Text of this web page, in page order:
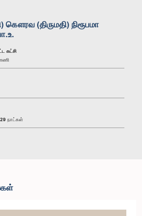
(திருமதி) நிரூபமா
கட்சி
நாட்கள்